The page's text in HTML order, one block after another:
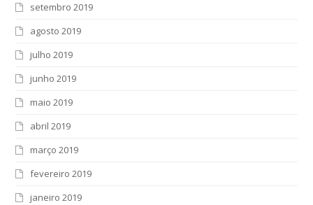
setembro 2019
agosto 2019
julho 2019
junho 2019
maio 2019
abril 2019
março 2019
fevereiro 2019
janeiro 2019